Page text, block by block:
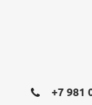
+7 981